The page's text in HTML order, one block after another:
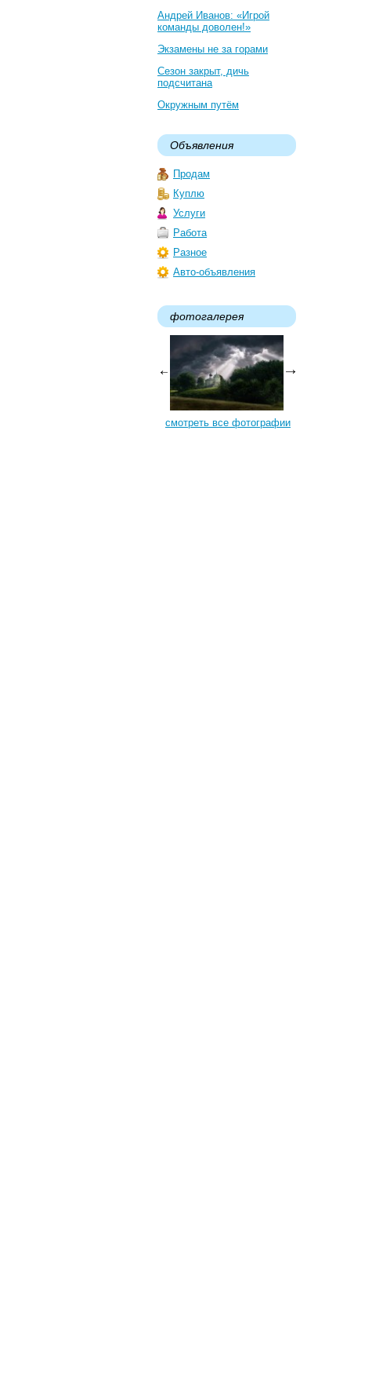
Андрей Иванов: «Игрой
команды доволен!»
Экзамены не за горами
Сезон закрыт, дичь
подсчитана
Окружным путём
Объявления
Продам
Куплю
Услуги
Работа
Разное
Авто-объявления
фотогалерея
смотреть все фотографии